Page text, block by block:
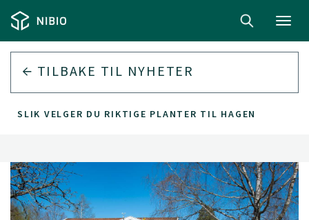
TILBAKE TIL NYHETER
SLIK VELGER DU RIKTIGE PLANTER TIL HAGEN